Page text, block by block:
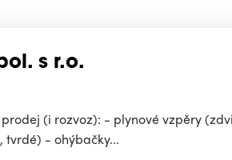
s r.o.
(i rozvoz): - plynové vzpěry
tvrdé) - ohýbačky...